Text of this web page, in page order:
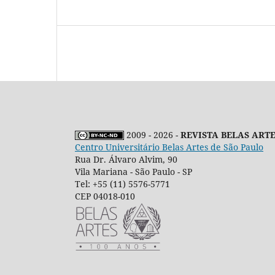
2009 - 2026 - REVISTA BELAS
Centro Universitário Belas Artes de São Paulo
Rua Dr. Álvaro Alvim, 90
Vila Mariana - São Paulo - SP
Tel: +55 (11) 5576-5771
CEP 04018-010